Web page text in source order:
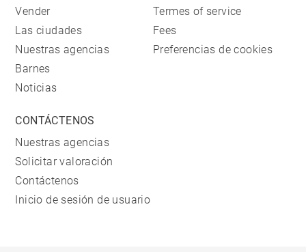
Vender
Las ciudades
Nuestras agencias
Barnes
Noticias
Termes of service
Fees
Preferencias de cookies
CONTÁCTENOS
Nuestras agencias
Solicitar valoración
Contáctenos
Inicio de sesión de usuario